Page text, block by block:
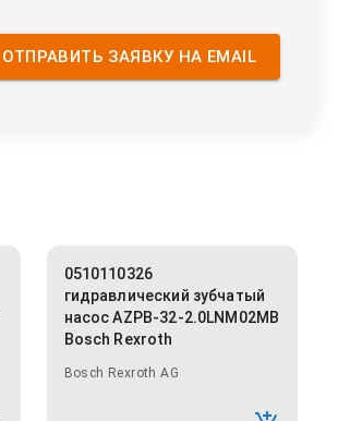
ОТПРАВИТЬ ЗАЯВКУ НА EMAIL
0510110326
гидравлический зубчатый
насос AZPB-32-2.0LNM02MB
Bosch Rexroth
Bosch Rexroth AG